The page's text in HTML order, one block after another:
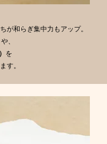
が和らぎ集中力もアップ。
や、
） を
す。